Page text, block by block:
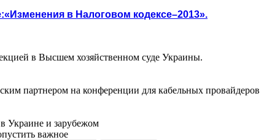
в Налоговом кодексе–2013».
в Высшем хозяйственном суде Украины.
партнером на конференции для кабельных провайдеров
Украине и зарубежом
важное